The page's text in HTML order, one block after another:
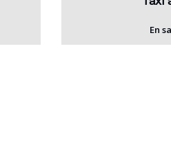
En